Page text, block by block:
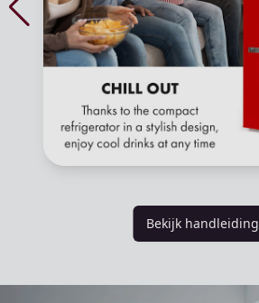
Bekijk handleiding